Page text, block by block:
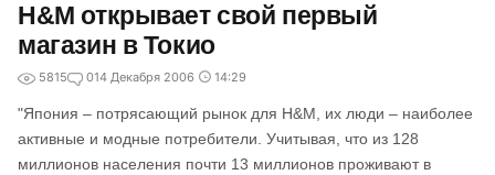
H&M открывает свой первый
магазин в Токио
5815 014 Декабря 2006 14:29
"Япония – потрясающий рынок для H&M, их люди – наиболее
активные и модные потребители. Учитывая, что из 128
миллионов населения почти 13 миллионов проживают в